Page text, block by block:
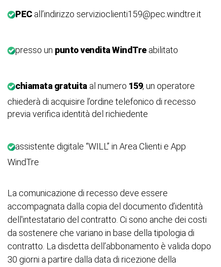
PECall’indirizzo servizioclienti159@pec.windtre.it
presso un punto vendita WindTreabilitato
chiamata gratuita al numero 159, un operatore
chiederà di acquisire l’ordine telefonico di recesso
previa verifica identità del richiedente
assistente digitale “WILL” in Area Clienti e App
WindTre
La comunicazione di recesso deve essere
accompagnata dalla copia del documento d’identità
dell'intestatario del contratto. Ci sono anche dei costi
da sostenere che variano in base della tipologia di
contratto. La disdetta dell’abbonamento è valida dopo
30 giorni a partire dalla data di ricezione della